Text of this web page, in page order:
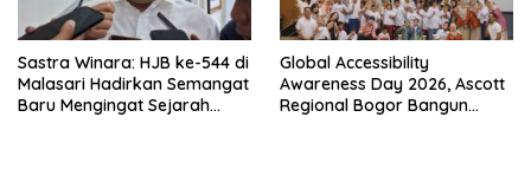
Sastra Winara: HJB ke-544 di
Malasari Hadirkan Semangat
Baru Mengingat Sejarah
Global Accessibility
Awareness Day 2026, Ascott
Regional Bogor Bangun